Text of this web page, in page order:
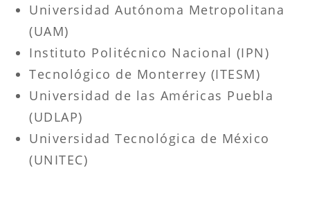
Universidad Autónoma Metropolitana
(UAM)
Instituto Politécnico Nacional (IPN)
Tecnológico de Monterrey (ITESM)
Universidad de las Américas Puebla
(UDLAP)
Universidad Tecnológica de México
(UNITEC)